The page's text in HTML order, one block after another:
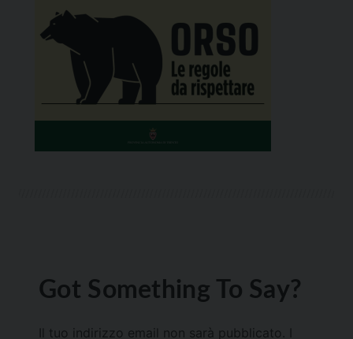
Got Something To Say?
Il tuo indirizzo email non sarà pubblicato.